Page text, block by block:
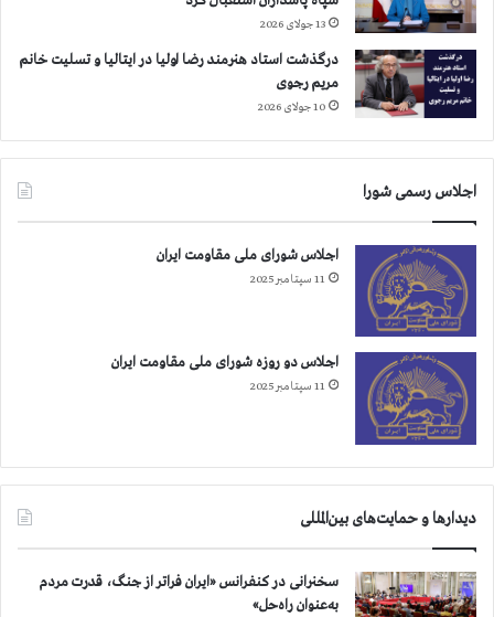
13 جولای 2026
درگذشت استاد هنرمند رضا اولیا در ایتالیا و تسلیت خانم
مریم رجوی
10 جولای 2026
اجلاس رسمی شورا
اجلاس شورای ملی مقاومت ایران
11 سپتامبر 2025
اجلاس دو روزه شورای ملی مقاومت ایران
11 سپتامبر 2025
دیدارها و حمایت‌های بین‌المللی
سخنرانی در کنفرانس «ایران فراتر از جنگ، قدرت مردم
به‌عنوان راه‌حل»